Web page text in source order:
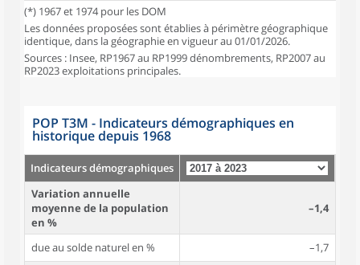
(*) 1967 et 1974 pour les DOM
Les données proposées sont établies à périmètre géographique
identique, dans la géographie en vigueur au 01/01/2026.
Sources : Insee, RP1967 au RP1999 dénombrements, RP2007 au
RP2023 exploitations principales.
POP T3M - Indicateurs démographiques en
historique depuis 1968
Indicateurs démographiques
Variation annuelle
moyenne de la population
en %
–1,4
due au solde naturel en %
–1,7